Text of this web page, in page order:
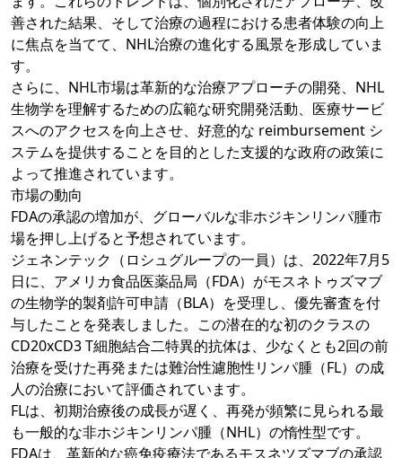
善された結果、そして治療の過程における患者体験の向上
に焦点を当てて、NHL治療の進化する風景を形成していま
す。
さらに、NHL市場は革新的な治療アプローチの開発、NHL
生物学を理解するための広範な研究開発活動、医療サービ
スへのアクセスを向上させ、好意的な reimbursement シ
ステムを提供することを目的とした支援的な政府の政策に
よって推進されています。
市場の動向
FDAの承認の増加が、グローバルな非ホジキンリンパ腫市
場を押し上げると予想されています。
ジェネンテック（ロシュグループの一員）は、2022年7月5
日に、アメリカ食品医薬品局（FDA）がモスネトゥズマブ
の生物学的製剤許可申請（BLA）を受理し、優先審査を付
与したことを発表しました。この潜在的な初のクラスの
CD20xCD3 T細胞結合二特異的抗体は、少なくとも2回の前
治療を受けた再発または難治性濾胞性リンパ腫（FL）の成
人の治療において評価されています。
FLは、初期治療後の成長が遅く、再発が頻繁に見られる最
も一般的な非ホジキンリンパ腫（NHL）の惰性型です。
FDAは、革新的な癌免疫療法であるモスネツズマブの承認